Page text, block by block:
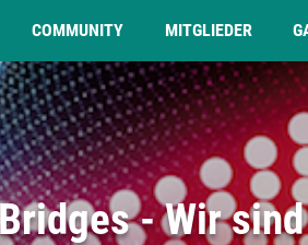
COMMUNITY MITGLIEDER
- Wir